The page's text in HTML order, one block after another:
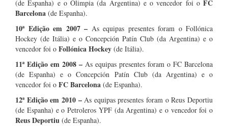
(de Espanha) e o Olimpia (da Argentina) e o vencedor foi o FC
Barcelona (de Espanha).
10ª Edição em 2007 – As equipas presentes foram o Follónica
Hockey (de Itália) e o Concepción Patín Club (da Argentina) e o
vencedor foi o Follónica Hockey (de Itália).
11ª Edição em 2008 – As equipas presentes foram o FC Barcelona
(de Espanha) e o Concepción Patín Club (da Argentina) e o
vencedor foi o FC Barcelona (de Espanha).
12ª Edição em 2010 –As equipas presentes foram o Reus Deportiu
(de Espanha) e o Petroleros YPF (da Argentina) e o vencedor foi o
Reus Deportiu (de Espanha).